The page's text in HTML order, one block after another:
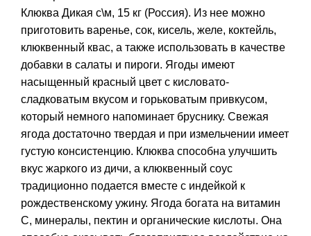
Клюква Дикая с\м, 15 кг (Россия). Из нее можно
приготовить варенье, сок, кисель, желе, коктейль,
клюквенный квас, а также использовать в качестве
добавки в салаты и пироги. Ягоды имеют
насыщенный красный цвет с кисловато-
сладковатым вкусом и горьковатым привкусом,
который немного напоминает бруснику. Свежая
ягода достаточно твердая и при измельчении имеет
густую консистенцию. Клюква способна улучшить
вкус жаркого из дичи, а клюквенный соус
традиционно подается вместе с индейкой к
рождественскому ужину. Ягода богата на витамин
С, минералы, пектин и органические кислоты. Она